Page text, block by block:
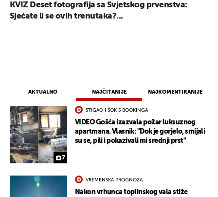
AKTUALNO NAJČITANIJE NAJKOMENTIRANIJE
7
STIGAO I ŠOK S BOOKINGA
VIDEO Gošća izazvala požar luksuznog
apartmana. Vlasnik: "Dok je gorjelo, smijali
su se, pili i pokazivali mi srednji prst"
VREMENSKA PROGNOZA
Nakon vrhunca toplinskog vala stiže
KVIZ Deset fotografija sa Svjetskog prvenstva:
Sjećate li se ovih trenutaka?...